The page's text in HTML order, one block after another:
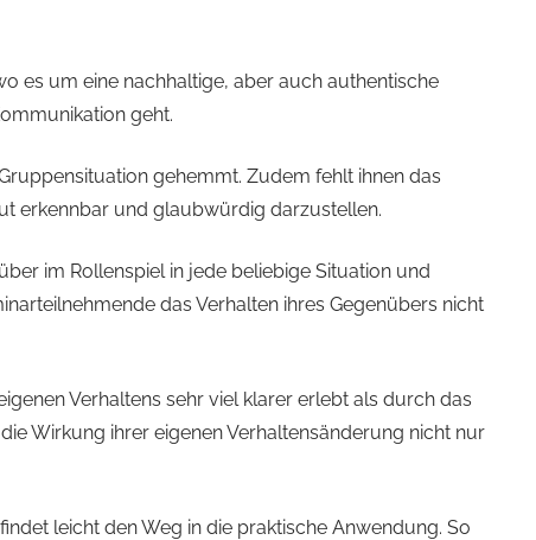
es um eine nachhaltige, aber auch authentische
geht.
gehemmt. Zudem fehlt ihnen das
erkennbar und glaubwürdig darzustellen.
im Rollenspiel in jede beliebige Situation und
das Verhalten ihres Gegenübers nicht
Verhaltens sehr viel klarer erlebt als durch das
Wirkung ihrer eigenen Verhaltensänderung nicht nur
leicht den Weg in die praktische Anwendung. So